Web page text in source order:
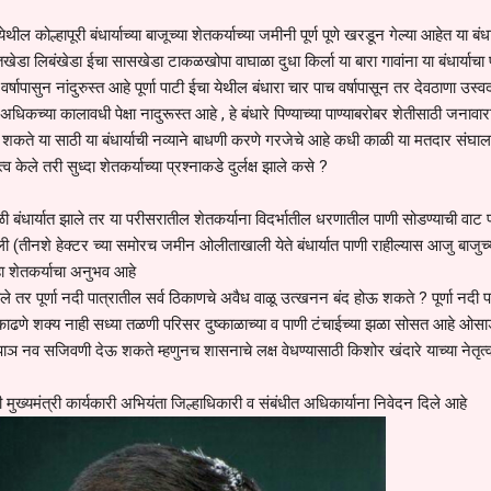
कोल्हापूरी बंधार्याच्या बाजूच्या शेतकर्याच्या जमीनी पूर्ण पूणे खरडून गेल्या आहेत या
लिबंखेडा ईचा सासखेडा टाकळखोपा वाघाळा दुधा किर्ला या बारा गावांना या बंधार्याचा
नांदुरुस्त आहे पूर्णा पाटी ईचा येथील बंधारा चार पाच वर्षापासून तर देवठाणा
अधिकच्या कालावधी पेक्षा नादुरूस्त आहे , हे बंधारे पिण्याच्या पाण्याबरोबर शेतीसाठी
या साठी या बंधार्याची नव्याने बाधणी करणे गरजेचे आहे कधी काळी या मतदार
केले तरी सुध्दा शेतकर्याच्या प्रश्नाकडे दुर्लक्ष झाले कसे ?
बंधार्यात झाले तर या परीसरातील शेतकर्याना विदर्भातील धरणातील पाणी सोडण्याची वाट
(तीनशे हेक्टर च्या समोरच जमीन ओलीताखाली येते बंधार्यात पाणी राहील्यास आजु
हा शेतकर्याचा अनुभव आहे
पूर्णा नदी पात्रातील सर्व ठिकाणचे अवैध वाळू उत्खनन बंद होऊ शकते ? पूर्णा नदी
शक्य नाही सध्या तळणी परिसर दुष्काळाच्या व पाणी टंचाईच्या झळा सोसत आहे
नव सजिवणी देऊ शकते म्हणुनच शासनाचे लक्ष वेधण्यासाठी किशोर खंदारे याच्या
मुख्यमंत्री कार्यकारी अभियंता जिल्हाधिकारी व संबंधीत अधिकार्याना निवेदन दिले आहे